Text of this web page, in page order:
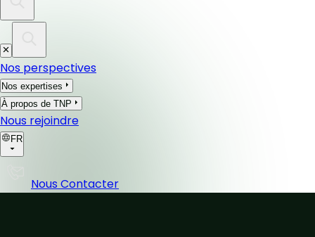
Nos perspectives
Nos expertises
À propos de TNP
Nous rejoindre
FR
Nous Contacter